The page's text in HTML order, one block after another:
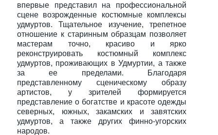
впервые представил на профессиональной
сцене возрожденные костюмные комплексы
удмуртов. Тщательное изучение, трепетное
отношение к старинным образцам позволяет
мастерам точно, красиво и ярко
реконструировать костюмный комплекс
удмуртов, проживающих в Удмуртии, а также
за ее пределами. Благодаря
представленному сценическому образу
артистов, у зрителей формируется
представление о богатстве и красоте одежды
северных, южных, закамских и завятских
удмуртов, а также других финно-угорских
народов.